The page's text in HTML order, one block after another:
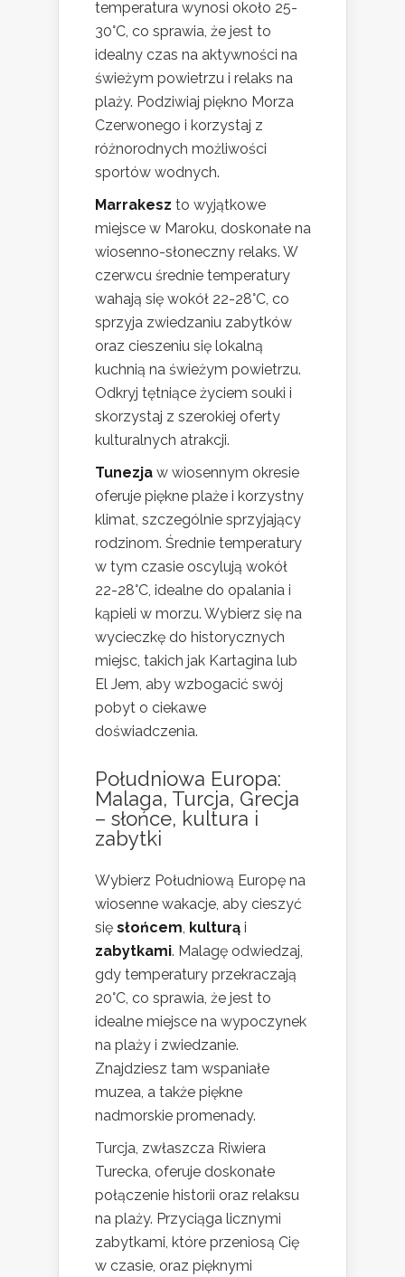
temperatura wynosi około 25-
30°C, co sprawia, że jest to
idealny czas na aktywności na
świeżym powietrzu i relaks na
plaży. Podziwiaj piękno Morza
Czerwonego i korzystaj z
różnorodnych możliwości
sportów wodnych.
Marrakesz to wyjątkowe
miejsce w Maroku, doskonałe na
wiosenno-słoneczny relaks. W
czerwcu średnie temperatury
wahają się wokół 22-28°C, co
sprzyja zwiedzaniu zabytków
oraz cieszeniu się lokalną
kuchnią na świeżym powietrzu.
Odkryj tętniące życiem souki i
skorzystaj z szerokiej oferty
kulturalnych atrakcji.
Tunezja w wiosennym okresie
oferuje piękne plaże i korzystny
klimat, szczególnie sprzyjający
rodzinom. Średnie temperatury
w tym czasie oscylują wokół
22-28°C, idealne do opalania i
kąpieli w morzu. Wybierz się na
wycieczkę do historycznych
miejsc, takich jak Kartagina lub
El Jem, aby wzbogacić swój
pobyt o ciekawe
doświadczenia.
Południowa Europa:
Malaga, Turcja, Grecja
– słońce, kultura i
zabytki
Wybierz Południową Europę na
wiosenne wakacje, aby cieszyć
się słońcem kulturą i
zabytkami. Malagę odwiedzaj,
gdy temperatury przekraczają
20°C, co sprawia, że jest to
idealne miejsce na wypoczynek
na plaży i zwiedzanie.
Znajdziesz tam wspaniałe
muzea, a także piękne
nadmorskie promenady.
Turcja, zwłaszcza Riwiera
Turecka, oferuje doskonałe
połączenie historii oraz relaksu
na plaży. Przyciąga licznymi
zabytkami, które przeniosą Cię
w czasie, oraz pięknymi